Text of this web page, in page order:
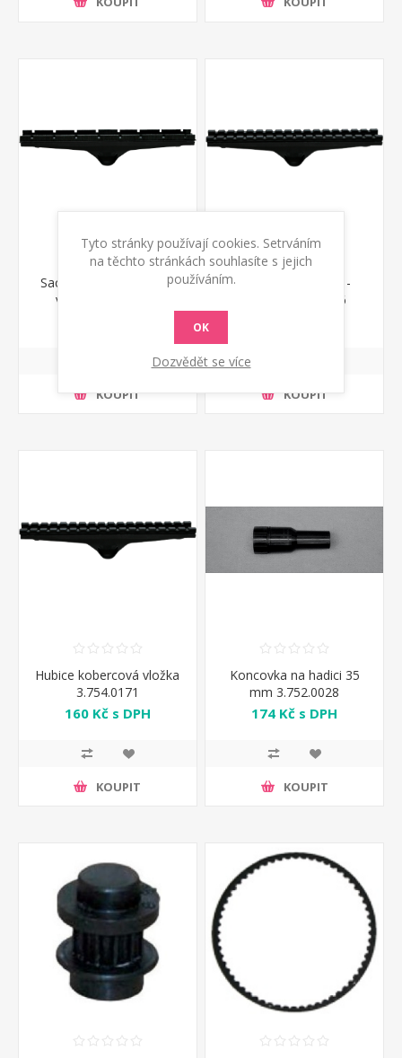
Sací hubice kartáčová -
vložka 3.754.0169
KOUPIT
Hubice kobercová -
vložka 3.754.0086
KOUPIT
Hubice kobercová vložka
3.754.0171
160 Kč s DPH
KOUPIT
Koncovka na hadici 35
mm 3.752.0028
174 Kč s DPH
KOUPIT
Tyto stránky používají cookies. Setrváním
na těchto stránkách souhlasíte s jejich
používáním.
OK
Dozvědět se více